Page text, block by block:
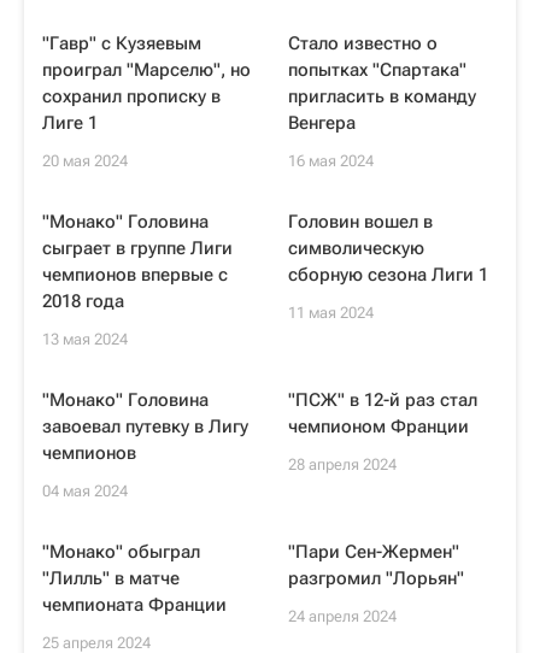
"Гавр" с Кузяевым
проиграл "Марселю", но
сохранил прописку в
Лиге 1
20 мая 2024
Стало известно о
попытках "Спартака"
пригласить в команду
Венгера
16 мая 2024
"Монако" Головина
сыграет в группе Лиги
чемпионов впервые с
2018 года
13 мая 2024
Головин вошел в
символическую
сборную сезона Лиги 1
11 мая 2024
"Монако" Головина
завоевал путевку в Лигу
чемпионов
04 мая 2024
"ПСЖ" в 12-й раз стал
чемпионом Франции
28 апреля 2024
"Монако" обыграл
"Лилль" в матче
чемпионата Франции
25 апреля 2024
"Пари Сен-Жермен"
разгромил "Лорьян"
24 апреля 2024